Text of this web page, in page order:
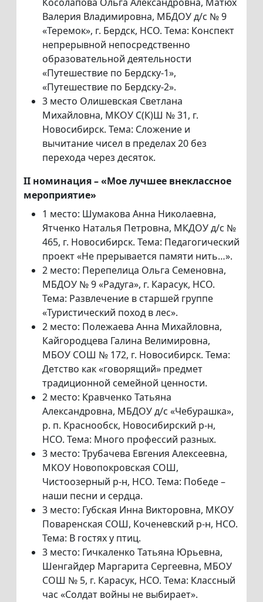
Валерия Владимировна, МБДОУ д/с № 9
«Теремок», г. Бердск, НСО. Тема: Конспект
непрерывной непосредственно
образовательной деятельности
«Путешествие по Бердску-1»,
«Путешествие по Бердску-2».
3 место Олишевская Светлана
Михайловна, МКОУ С(К)Ш № 31, г.
Новосибирск. Тема: Сложение и
вычитание чисел в пределах 20 без
перехода через десяток.
II номинация – «Мое лучшее внеклассное
мероприятие»
1 место: Шумакова Анна Николаевна,
Ятченко Наталья Петровна, МКДОУ д/с №
465, г. Новосибирск. Тема: Педагогический
проект «Не прерывается памяти нить…».
2 место: Перепелица Ольга Семеновна,
МБДОУ № 9 «Радуга», г. Карасук, НСО.
Тема: Развлечение в старшей группе
«Туристический поход в лес».
2 место: Полежаева Анна Михайловна,
Кайгородцева Галина Велимировна,
МБОУ СОШ № 172, г. Новосибирск. Тема:
Детство как «говорящий» предмет
традиционной семейной ценности.
2 место: Кравченко Татьяна
Александровна, МБДОУ д/с «Чебурашка»,
р. п. Краснообск, Новосибирский р-н,
НСО. Тема: Много профессий разных.
3 место: Трубачева Евгения Алексеевна,
МКОУ Новопокровская СОШ,
Чистоозерный р-н, НСО. Тема: Победе –
наши песни и сердца.
3 место: Губская Инна Викторовна, МКОУ
Поваренская СОШ, Коченевский р-н, НСО.
Тема: В гостях у птиц.
3 место: Гичкаленко Татьяна Юрьевна,
Шенгайдер Маргарита Сергеевна, МБОУ
СОШ № 5, г. Карасук, НСО. Тема: Классный
час «Солдат войны не выбирает».